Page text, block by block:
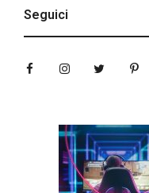
Seguici